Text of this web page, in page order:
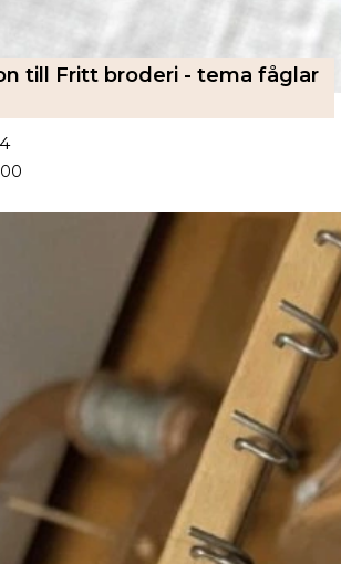
till Fritt broderi - tema fåglar